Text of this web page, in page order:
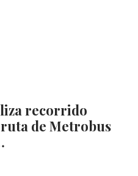
recorrido
de Metrobus